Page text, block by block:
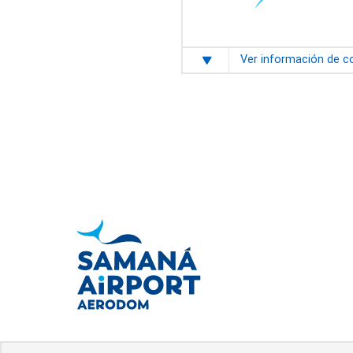
Ver información de